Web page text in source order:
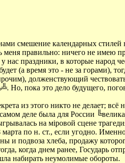
смешение календарных
меня правильно: ничего не
праздники, в которые народ
(а время это - не за горами),
долженствующий
Но, пока это дело будущего,
из этого никто не делает;
деле была для России
на мiровой сцене
по н. ст., если угодно.
и подвоза хлеба, продажу
когда днем ранее, Государь
набирать неумолимые обороты.